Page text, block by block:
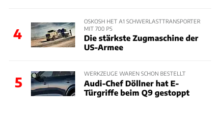
4
OSKOSH HET A1 SCHWERLASTTRANSPORTER
MIT 700 PS
Die stärkste Zugmaschine der
US-Armee
5
WERKZEUGE WAREN SCHON BESTELLT
Audi-Chef Döllner hat E-
Türgriffe beim Q9 gestoppt